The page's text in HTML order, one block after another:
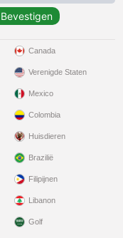
Canada
Verenigde Staten
Mexico
Colombia
Huisdieren
Brazilië
Filipijnen
Libanon
Golf